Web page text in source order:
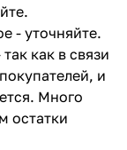
- уточняйте.
как в связи
и
Много
остатки